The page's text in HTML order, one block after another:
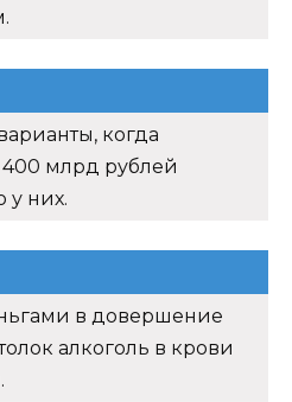
когда
млрд рублей
у них.
в довершение
алкоголь в крови